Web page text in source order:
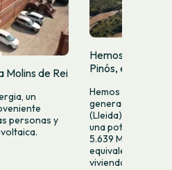
de Rei
un
personas y
Hemos puesto
Pinós, en
Hemos puesto en
generación
(Lleida). Esta
una potencia de
5.639 MWh
equivalente al
viviendas al año.